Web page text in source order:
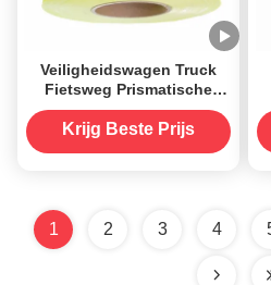
Veiligheidswagen Truck
Fietsweg Prismatische
rollen DOT C2 Reflectieve
band Zelfklevend
Krijg Beste Prijs
1 2 3 4